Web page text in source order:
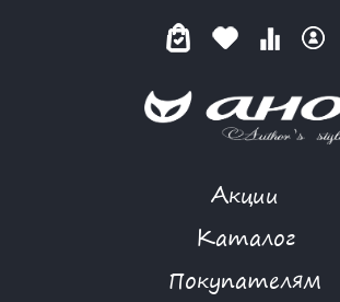
Акции
Каталог
Покупателям
КАТАЛОГ ТОВАРОВ